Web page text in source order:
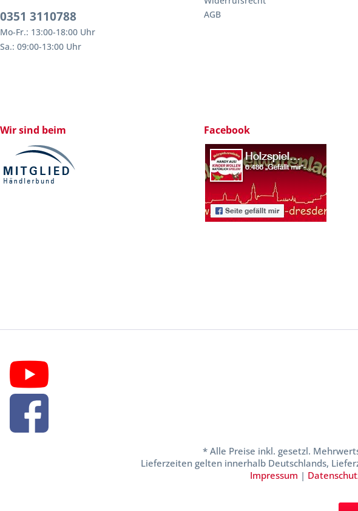
0351 3110788
Mo-Fr.: 13:00-18:00 Uhr
Sa.: 09:00-13:00 Uhr
AGB
Wir sind beim Facebook
* Alle Preise inkl. gesetzl.
Lieferzeiten gelten innerhalb Deutschlands,
Impressum |